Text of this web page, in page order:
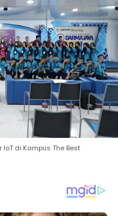
IoT di Kampus The Best